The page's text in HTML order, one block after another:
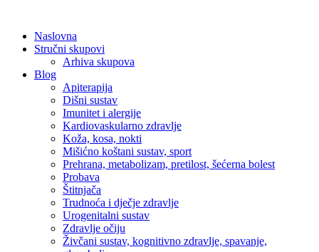
contentNaslovna
Stručni skupovi
Arhiva skupova
Blog
Apiterapija
Dišni sustav
Imunitet i alergije
Kardiovaskularno zdravlje
Koža, kosa, nokti
Mišićno koštani sustav, sport
Prehrana, metabolizam, pretilost, šećerna bolest
Probava
Štitnjača
Trudnoća i dječje zdravlje
Urogenitalni sustav
Zdravlje očiju
Živčani sustav, kognitivno zdravlje, spavanje,